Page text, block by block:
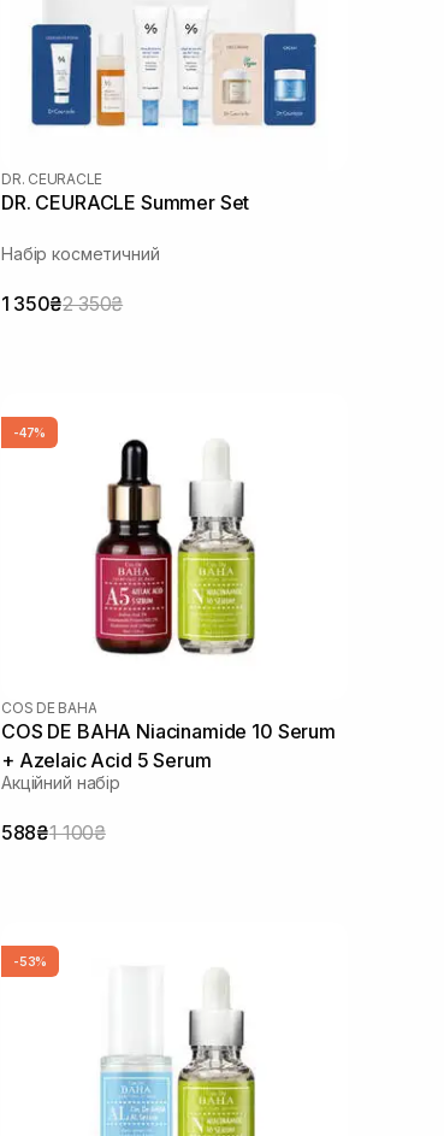
DR. CEURACLE
DR. CEURACLE Summer Set
Набір косметичний
1 350₴2 350₴
-47%
COS DE BAHA
COS DE BAHA Niacinamide 10 Serum
+ Azelaic Acid 5 Serum
Акційний набір
588₴1 100₴
-53%